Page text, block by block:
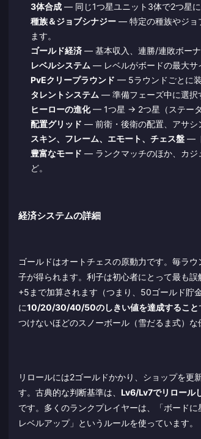
3体合成— 同じ1つ星ユニット3体で2つ星に
種族＆ジョブシナジー— 特定の種族やジョ
ます。
ゴールド経済— 基本収入、連勝/連敗ボー
レベルシステム — レベルがボードの最大サ
PvEクリープラウンド — 5ラウンドごとに装
タレントシステム — 準備フェーズ中に選択
ヒーローの進化— 1つ星 → 2つ星（ステータ
配置グリッド — 前衛・後衛の配置、アサシ
スキン、フレーム、エモート、チェス盤—
豊富なモード — ランクマッチのほか、カジ
ど。
経済システムの詳細
ゴールドはオートチェスの原動力です。毎ラ
子が得られます。利子は初心者にとって最も
+5まで加算されます（つまり、50ゴールド貯
に10/20/30/40/50のしきい値を達成すること
つけないほどのスノーボール（雪だるま式）な
リロールには2ゴールドかかり、ショップを更
す。古典的な判断基準は、 Lv6/Lv7でリロール
です。多くのランクプレイヤーは、「ボード
レベルアップ」というルールを使っています。